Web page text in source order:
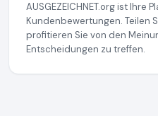
AUSGEZEICHNET.org ist Ihre
Kundenbewertungen. Teilen
profitieren Sie von den
Entscheidungen zu treffen.